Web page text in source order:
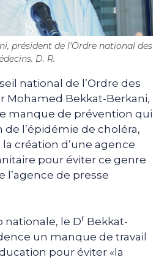
président de l'Ordre national des
D. R.
national de l’Ordre des
Mohamed Bekkat-Berkani,
manque de prévention qui
de l’épidémie de choléra,
création d’une agence
pour éviter ce genre
l’agence de presse
nationale, le Dr Bekkat-
un manque de travail
pour éviter «la